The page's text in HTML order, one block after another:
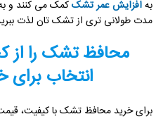
بهافزایش عمر تشککمک می کنند و
مدت طولانی تری از تشک تان لذت
محافظ تشک را از
انتخاب
برای خرید محافظ تشک با کیفیت،